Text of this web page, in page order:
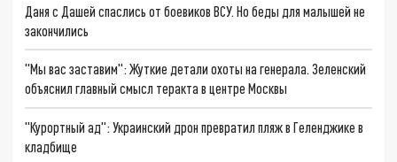
Даня с Дашей спаслись от боевиков ВСУ. Но беды для малышей не
закончились
"Мы вас заставим": Жуткие детали охоты на генерала. Зеленский
объяснил главный смысл теракта в центре Москвы
"Курортный ад": Украинский дрон превратил пляж в Геленджике в
кладбище